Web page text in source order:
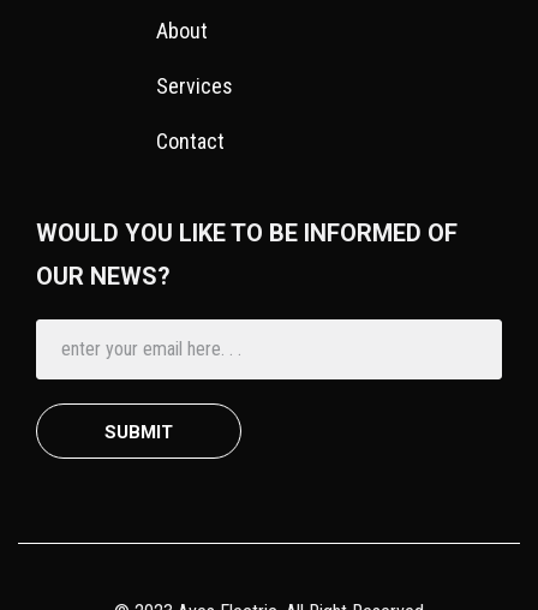
About
Services
Contact
WOULD YOU LIKE TO BE INFORMED OF
OUR NEWS?